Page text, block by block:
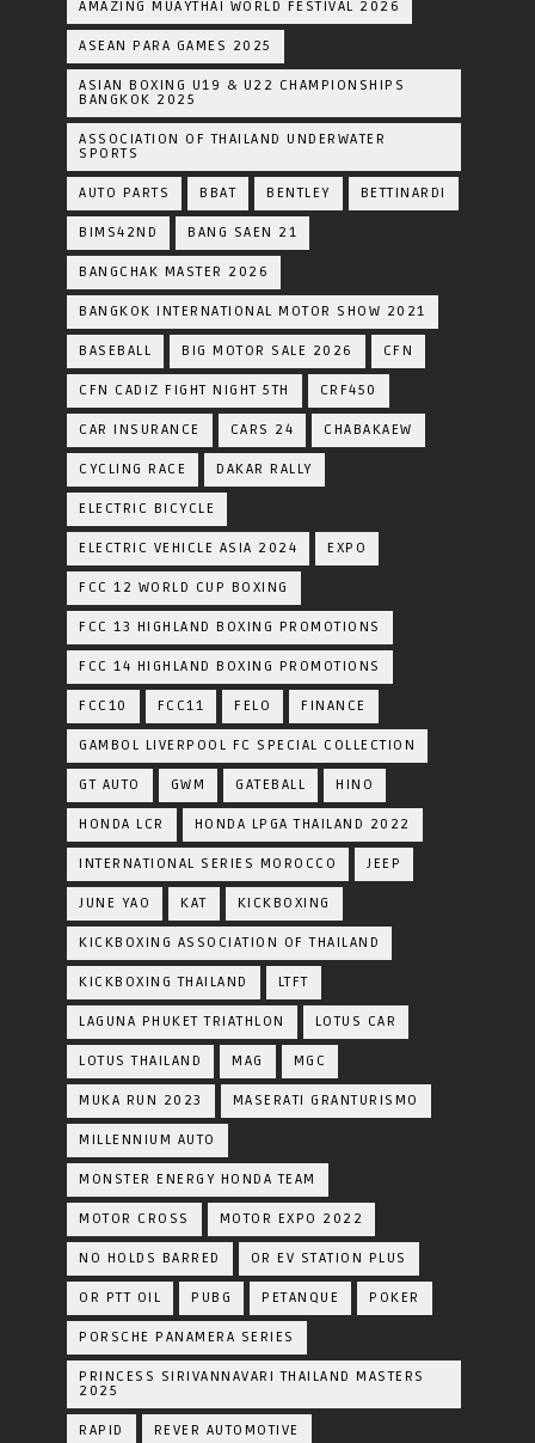
AMAZING MUAYTHAI WORLD FESTIVAL 2026
ASEAN PARA GAMES 2025
ASIAN BOXING U19 & U22 CHAMPIONSHIPS
BANGKOK 2025
ASSOCIATION OF THAILAND UNDERWATER
SPORTS
AUTO PARTS BBAT BENTLEY BETTINARDI
BIMS42ND BANG SAEN 21
BANGCHAK MASTER 2026
BANGKOK INTERNATIONAL MOTOR SHOW 2021
BASEBALL BIG MOTOR SALE 2026 CFN
CFN CADIZ FIGHT NIGHT 5TH CRF450
CAR INSURANCE CARS 24 CHABAKAEW
CYCLING RACE DAKAR RALLY
ELECTRIC BICYCLE
ELECTRIC VEHICLE ASIA 2024 EXPO
FCC 12 WORLD CUP BOXING
FCC 13 HIGHLAND BOXING PROMOTIONS
FCC 14 HIGHLAND BOXING PROMOTIONS
FCC10 FCC11 FELO FINANCE
GAMBOL LIVERPOOL FC SPECIAL COLLECTION
GT AUTO GWM GATEBALL HINO
HONDA LCR HONDA LPGA THAILAND 2022
INTERNATIONAL SERIES MOROCCO JEEP
JUNE YAO KAT KICKBOXING
KICKBOXING ASSOCIATION OF THAILAND
KICKBOXING THAILAND LTFT
LAGUNA PHUKET TRIATHLON LOTUS CAR
LOTUS THAILAND MAG MGC
MUKA RUN 2023 MASERATI GRANTURISMO
MILLENNIUM AUTO
MONSTER ENERGY HONDA TEAM
MOTOR CROSS MOTOR EXPO 2022
NO HOLDS BARRED OR EV STATION PLUS
OR PTT OIL PUBG PETANQUE POKER
PORSCHE PANAMERA SERIES
PRINCESS SIRIVANNAVARI THAILAND MASTERS
2025
RAPID REVER AUTOMOTIVE